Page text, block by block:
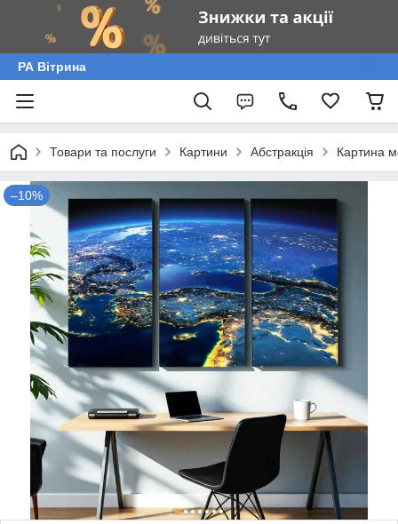
РА Вітрина
Товари та послуги Картини Абстракція Картина
–10%